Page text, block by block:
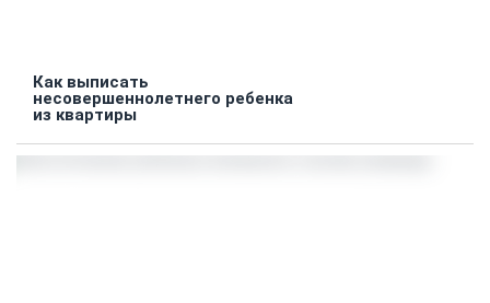
Как выписать
несовершеннолетнего ребенка
из квартиры